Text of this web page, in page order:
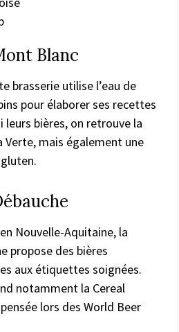
Blanc
brasserie utilise l’eau de
pour élaborer ses recettes
bières, on retrouve la
Verte, mais également une
Nouvelle-Aquitaine, la
propose des bières
aux étiquettes soignées.
notamment la Cereal
lors des World Beer